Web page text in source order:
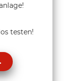
testen!